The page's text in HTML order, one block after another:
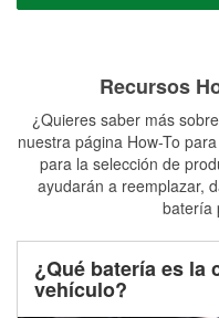
Recursos
¿Quieres saber más
nuestra página How-To
para la selección de
ayudarán a reemplazar,
batería
¿Qué batería es la
vehículo?